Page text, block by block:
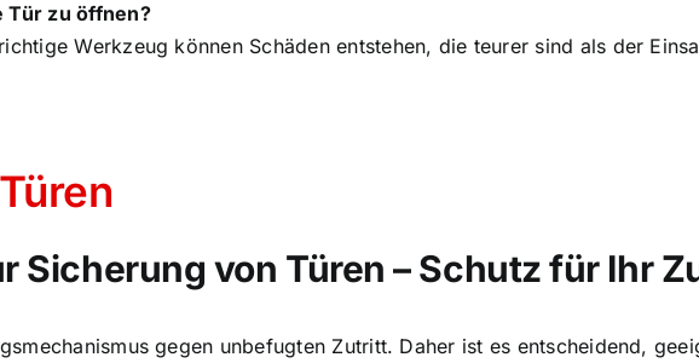
Tür zu öffnen?
Werkzeug können Schäden entstehen, die teurer sind als der
Sicherung von Türen – Schutz für Ihr
gegen unbefugten Zutritt. Daher ist es entscheidend,